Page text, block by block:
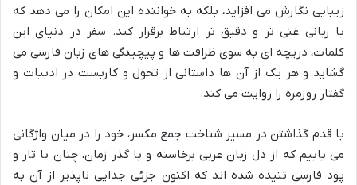
زیبایی نگارش می افزاید، بلکه به خواننده این امکان را می دهد که
با زبانی غنی تر و دقیق تر ارتباط برقرار کند. سفر در دنیای این
کلمات، دریچه ای به سوی ظرافت ها و پیچیدگی های زبان فارسی می
گشاید و هر یک از آن ها داستانی از تحول و کاربست در ادبیات و
گفتار روزمره را روایت می کند.
با قدم گذاشتن در مسیر شناخت جمع مکسر، خود را در میان واژگانی
می یابیم که از دل زبان عربی برخاسته و با گذر زمان، چنان با تار و
پود فارسی تنیده شده اند که اکنون جزئی جدایی ناپذیر از آن به